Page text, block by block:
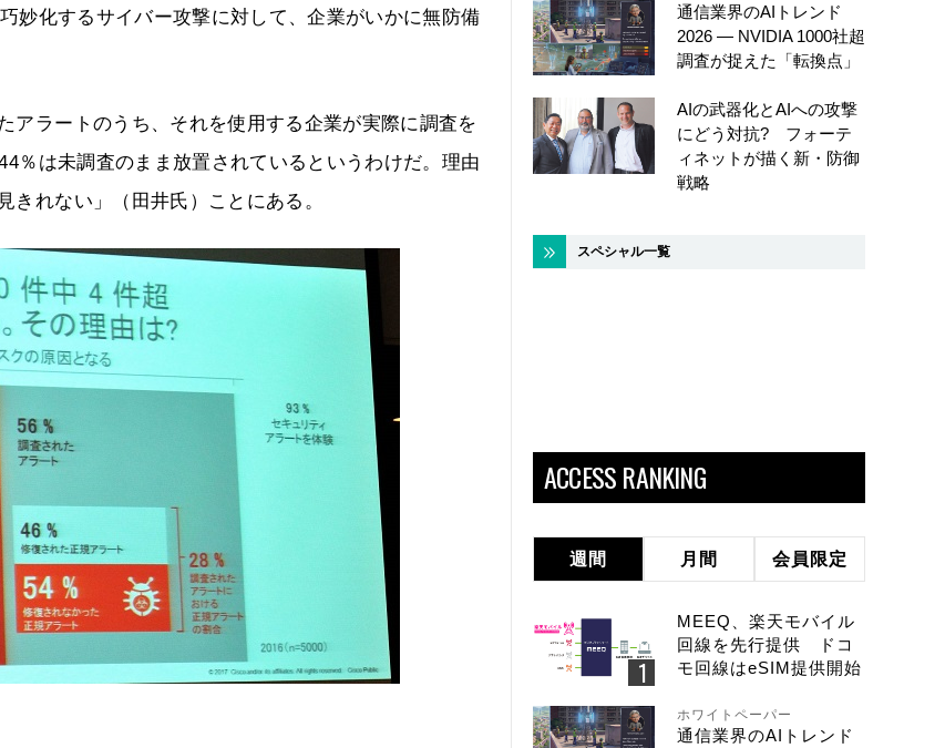
妙化するサイバー攻撃に対して、企業がいかに無防備
アラートのうち、それを使用する企業が実際に調査を
％は未調査のまま放置されているというわけだ。理由
れない」（田井氏）ことにある。
通信業界のAIトレンド
2026 ― NVIDIA 1000社超
調査が捉えた「転換点」
AIの武器化とAIへの攻撃
にどう対抗? フォーテ
ィネットが描く新・防御
戦略
スペシャル一覧
ACCESS RANKING
週間 月間 会員限定
MEEQ、楽天モバイル
回線を先行提供 ドコ
モ回線はeSIM提供開始
ホワイトペーパー
通信業界のAIトレンド